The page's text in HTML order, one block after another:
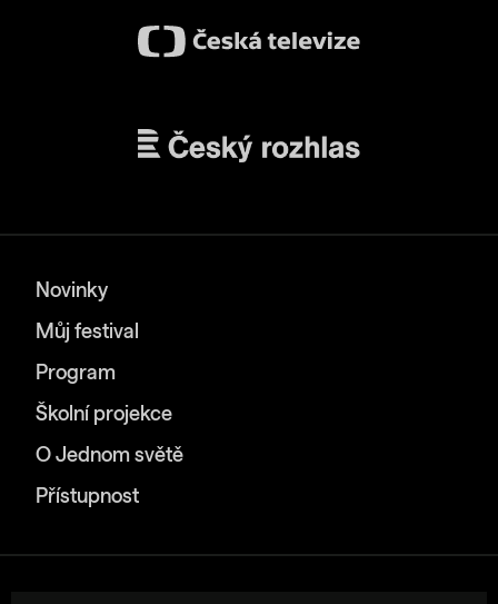
Novinky
Můj festival
Program
Školní projekce
O Jednom světě
Přístupnost